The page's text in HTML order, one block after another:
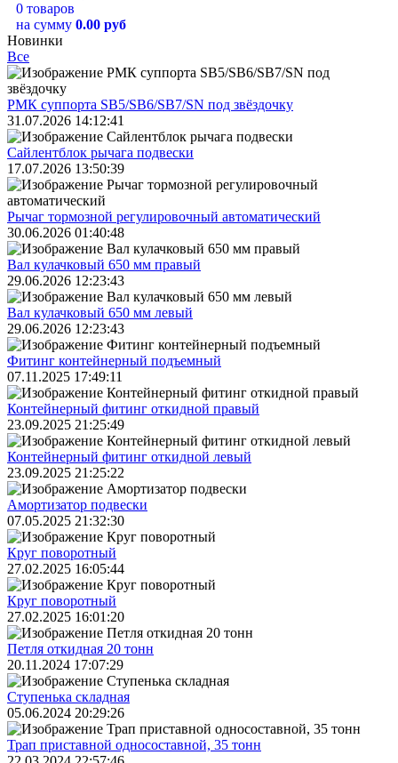
0 товаров
на сумму 0.00 руб
Новинки
Все
РМК суппорта SB5/SB6/SB7/SN под звёздочку
31.07.2026 14:12:41
Сайлентблок рычага подвески
17.07.2026 13:50:39
Рычаг тормозной регулировочный автоматический
30.06.2026 01:40:48
Вал кулачковый 650 мм правый
29.06.2026 12:23:43
Вал кулачковый 650 мм левый
29.06.2026 12:23:43
Фитинг контейнерный подъемный
07.11.2025 17:49:11
Контейнерный фитинг откидной правый
23.09.2025 21:25:49
Контейнерный фитинг откидной левый
23.09.2025 21:25:22
Амортизатор подвески
07.05.2025 21:32:30
Круг поворотный
27.02.2025 16:05:44
Круг поворотный
27.02.2025 16:01:20
Петля откидная 20 тонн
20.11.2024 17:07:29
Ступенька складная
05.06.2024 20:29:26
Трап приставной односоставной, 35 тонн